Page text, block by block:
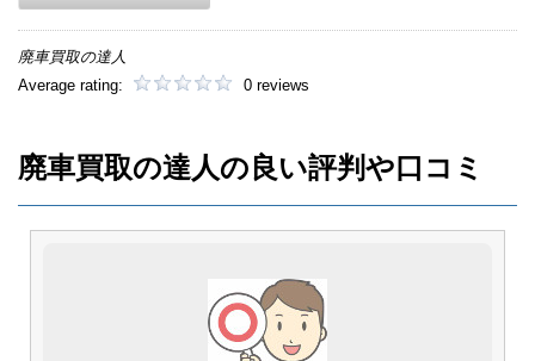
廃車買取の達人
Average rating:
0 reviews
廃車買取の達人の良い評判や口コミ